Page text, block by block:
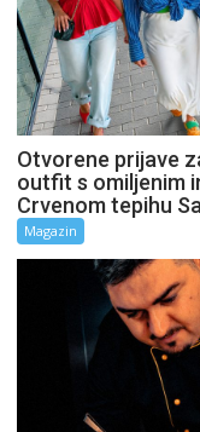
Otvorene prijave
outfit s omiljenim
Crvenom tepihu
Magazin